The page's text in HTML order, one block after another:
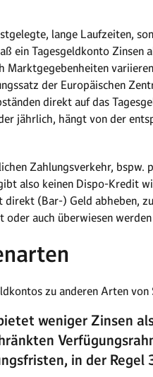
lange Laufzeiten,
ein Tagesgeldkonto Zinsen
der Europäischen
direkt auf das
jährlich, hängt von der
Zahlungsverkehr, bspw.
also keinen Dispo-Kredit
(Bar-) Geld abheben,
auch überwiesen werden
zu anderen Arten von
weniger Zinsen
in der Regel